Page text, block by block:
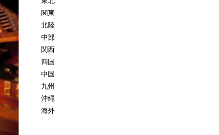
関東
北陸
中部
関西
四国
中国
九州
沖縄
海外